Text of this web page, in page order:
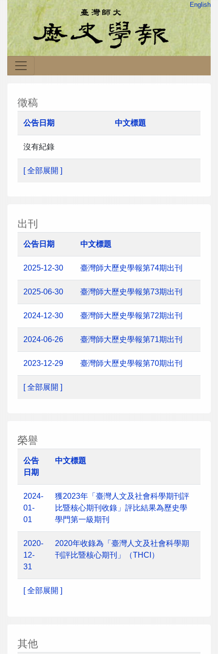
English
徵稿
公告日期 中文標題
沒有紀錄
[ 全部展開 ]
出刊
公告日期 中文標題
2025-12-30 臺灣師大歷史學報第74期出刊
2025-06-30 臺灣師大歷史學報第73期出刊
2024-12-30 臺灣師大歷史學報第72期出刊
2024-06-26 臺灣師大歷史學報第71期出刊
2023-12-29 臺灣師大歷史學報第70期出刊
[ 全部展開 ]
榮譽
公告
日期
中文標題
2024-
01-
01
獲2023年「臺灣人文及社會科學期刊評
比暨核心期刊收錄」評比結果為歷史學
學門第一級期刊
2020-
12-
31
2020年收錄為「臺灣人文及社會科學期
刊評比暨核心期刊」（THCI）
[ 全部展開 ]
其他